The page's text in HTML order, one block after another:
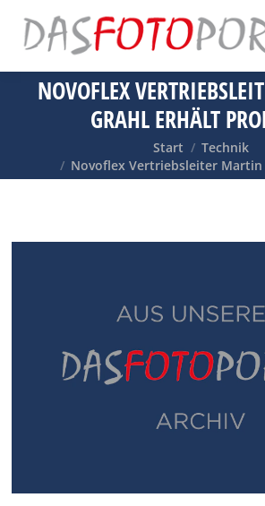
NOVOFLEX
GRAHL ERHÄLT
Sie befinden sich hier:
Start
Technik
Novoflex Vertriebsleiter